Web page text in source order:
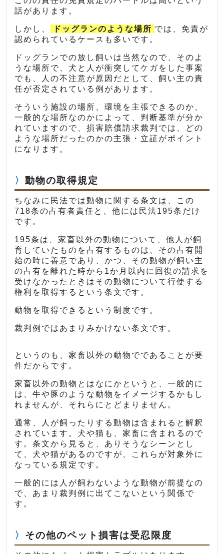
話があります。
しかし、 ドッグランのような場所 では、免責が
認められているケースも多いです。
ドッグランでの放し飼いは当然なので、そのよ
うな場所で、犬と人が衝突してケガをした事案
でも、人の不注意が原因だとして、飼い主の責
任が否定されている例があります。
そういう施設の場所、環境を主張できるのか、
一般的な場所なのかによって、判断基準が分か
れていますので、損害賠償請求裁判では、どの
ような場所だったのかの主張・立証がポイント
になります。
動物の取得規定
ちなみに民法では動物に関する条文は、この
718条の占有者責任と、他には民法195条だけ
です。
195条は、家畜以外の動物について、他人が飼
育していたものを占有するものは、その占有開
始の時に善意であり、かつ、その動物が飼い主
の占有を離れた時から1か月以内に回復の請求を
受けなかったときはその動物について行使する
権利を取得するという条文です。
動物を取得できるという制度です。
裁判例ではあまりみかけない条文です。
というのも、家畜以外の動物でであることが要
件だからです。
家畜以外の動物とはなにかというと、一般的に
は、牛や豚のような動物をイメージするかもし
れませんが、それらにとどまりません。
通常、人が飼ったりする動物は含まれると解釈
されています。犬や猫も、家畜に含まれるので
す。条文から見ると、ありそうなシーンとし
て、犬や猫があるのですが、これらが対象外に
なっている規定です。
一般的には人が飼わないような動物が前提なの
で、あまり裁判例に出てこないという関係で
す。
その他のペット損害は受忍限度